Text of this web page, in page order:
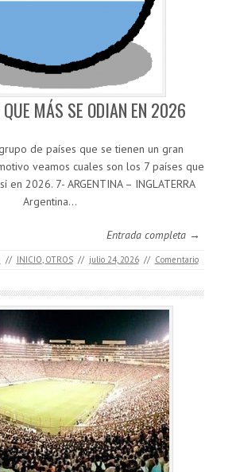
MÁS SE ODIAN EN 2026
de países que se tienen un gran
veamos cuales son los 7 países que
en 2026. 7- ARGENTINA – INGLATERRA
Argentina…
Entrada completa →
// INICIO, OTROS // julio 24, 2026 // Comentario